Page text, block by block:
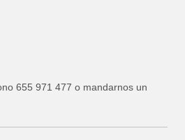
655 971 477 o mandarnos un